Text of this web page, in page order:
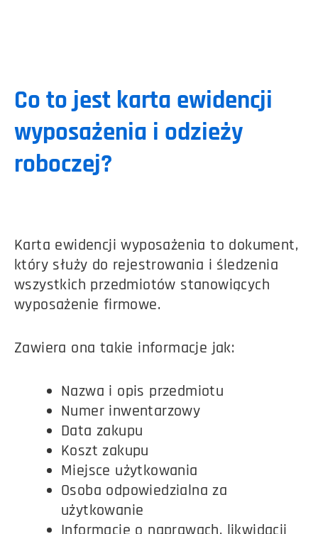
Co to jest karta ewidencji
wyposażenia i odzieży
roboczej?
Karta ewidencji wyposażenia to dokument,
który służy do rejestrowania i śledzenia
wszystkich przedmiotów stanowiących
wyposażenie firmowe.
Zawiera ona takie informacje jak:
Nazwa i opis przedmiotu
Numer inwentarzowy
Data zakupu
Koszt zakupu
Miejsce użytkowania
Osoba odpowiedzialna za
użytkowanie